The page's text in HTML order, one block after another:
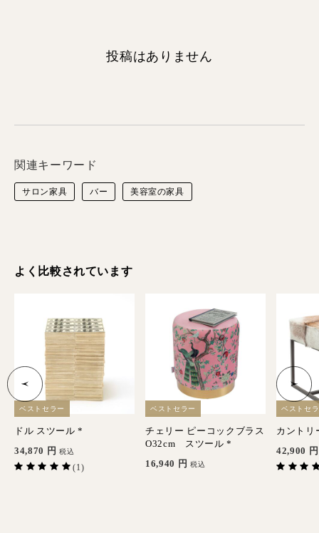
投稿はありません
関連キーワード
サロン家具 バー 美容室の家具
よく比較されています
ベストセラー
ドル スツール *
34,870 円 税込
(1)
ベストセラー
チェリー ピーコックブラス
O32cm スツール *
16,940 円 税込
ベストセ
カントリ
42,900 円